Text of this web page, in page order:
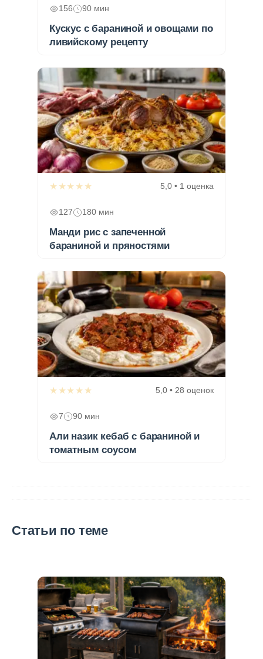
156 90 мин
Кускус с бараниной и овощами по
ливийскому рецепту
★★★★★ 5,0 • 1 оценка
127 180 мин
Манди рис с запеченной
бараниной и пряностями
★★★★★ 5,0 • 28 оценок
7 90 мин
Али назик кебаб с бараниной и
томатным соусом
Статьи по теме